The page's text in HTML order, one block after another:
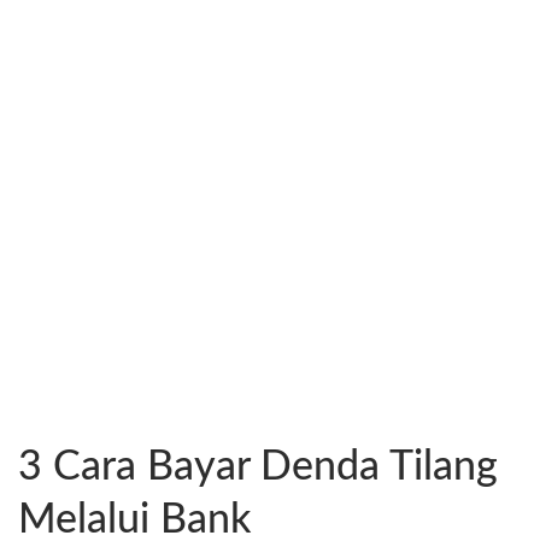
3 Cara Bayar Denda Tilang
Melalui Bank